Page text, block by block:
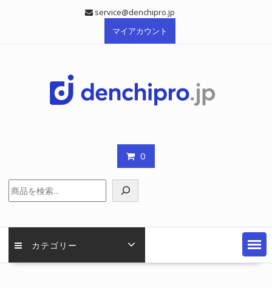
service@denchipro.jp
マイアカウント
0
索
カテゴリー